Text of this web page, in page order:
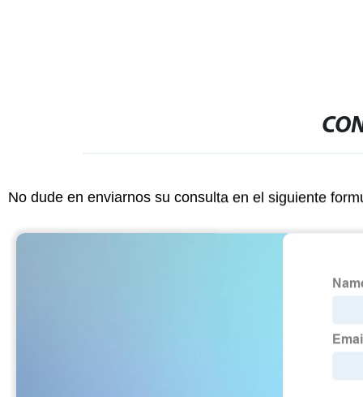
No dude en enviarnos su consulta en el siguiente